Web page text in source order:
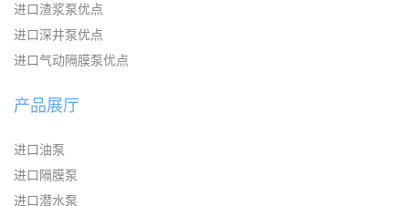
进口渣浆泵优点
进口深井泵优点
进口气动隔膜泵优点
产品展厅
进口油泵
进口隔膜泵
进口潜水泵